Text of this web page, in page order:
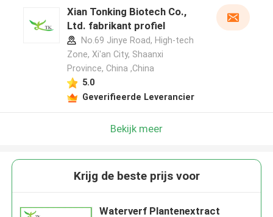
Xian Tonking Biotech Co.,
Ltd. fabrikant profiel
No.69 Jinye Road, High-tech
Zone, Xi'an City, Shaanxi
Province, China ,China
5.0
Geverifieerde Leverancier
Bekijk meer
Krijg de beste prijs voor
Waterverf Plantenextract